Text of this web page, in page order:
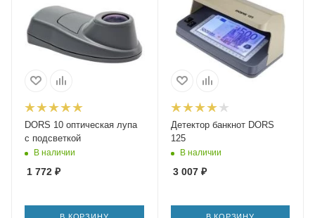
DORS 10 оптическая лупа
с подсветкой
В наличии
1 772 ₽
Детектор банкнот DORS
125
В наличии
3 007₽